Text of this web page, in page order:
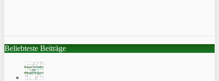
Beliebteste Beiträge